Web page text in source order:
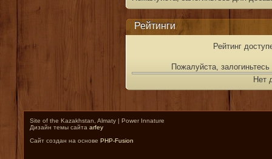
Рейтинги
Рейтинг
Пожалуйста,
Нет
Site of the Kazakhstan, Almaty | Power Innature
Дизайн темы сайта arfey
Сайт создан на основе PHP-Fusion